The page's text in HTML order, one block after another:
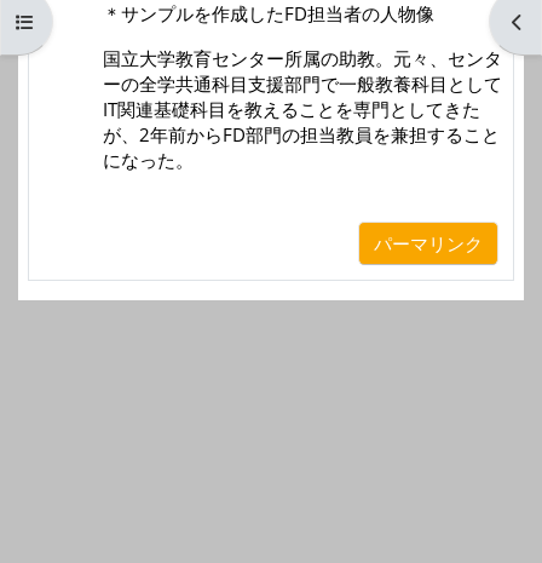
コースインデックスを開く ブ
＊サンプルを作成したFD担当者の人物像
国立大学教育センター所属の助教。元々、センタ
ーの全学共通科目支援部門で一般教養科目として
IT関連基礎科目を教えることを専門としてきた
が、2年前からFD部門の担当教員を兼担すること
になった。
パーマリンク